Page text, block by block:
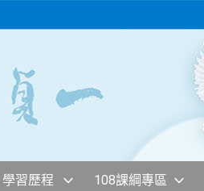
學習歷程 108課綱專區